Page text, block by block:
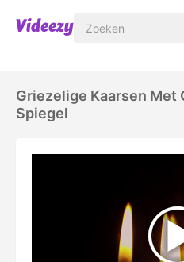
Griezelige Kaarsen Met
Spiegel